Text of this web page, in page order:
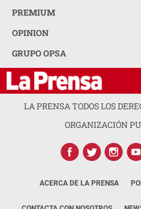
PREMIUM
OPINION
GRUPO OPSA
LA PRENSA TODOS LOS
ORGANIZACIÓN
ACERCA DE LA PRENSA